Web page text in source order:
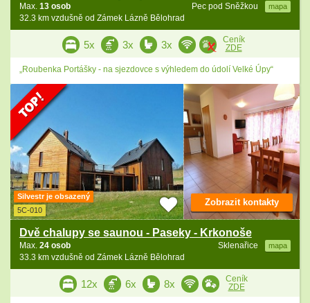
Pec pod Sněžkou mapa
Max. 13 osob
32.3 km vzdušně od Zámek Lázně Bělohrad
5x 3x 3x
Ceník
ZDE
„Roubenka Portášky - na sjezdovce s výhledem do údolí Velké Úpy“
Silvestr je obsazený
5C-010
Dvě chalupy se saunou - Paseky - Krkonoše
Sklenařice mapa
Max. 24 osob
33.3 km vzdušně od Zámek Lázně Bělohrad
Zobrazit kontakty
12x 6x 8x
Ceník
ZDE